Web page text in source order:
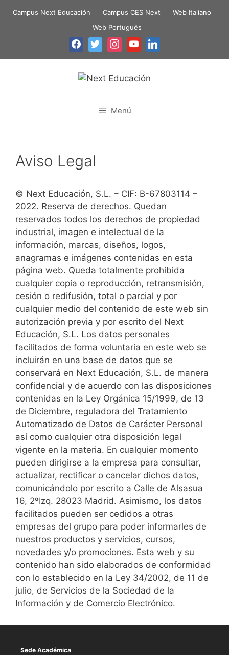
Campus Next Educación Campus CES Next
Web Italiano
Web Português
Menú
Aviso Legal
© Next Educación, S.L. – CIF: B-67803114 –
2022. Reserva de derechos. Quedan
reservados todos los derechos de propiedad
industrial, imagen e intelectual de la
información, marcas, diseños, logos,
anagramas e imágenes contenidas en esta
página web. Queda totalmente prohibida
cualquier copia o reproducción, retransmisión,
cesión o redifusión, total o parcial y por
cualquier medio del contenido de este web sin
autorización previa y por escrito del Next
Educación, S.L. Los datos personales
facilitados de forma voluntaria en este web se
incluirán en una base de datos que se
conservará en Next Educación, S.L. de manera
confidencial y de acuerdo con las disposiciones
contenidas en la Ley Orgánica 15/1999, de 13
de Diciembre, reguladora del Tratamiento
Automatizado de Datos de Carácter Personal
así como cualquier otra disposición legal
vigente en la materia. En cualquier momento
pueden dirigirse a la empresa para consultar,
actualizar, rectificar o cancelar dichos datos,
comunicándolo por escrito a Calle de Alsasua
16, 2ºIzq. 28023 Madrid. Asimismo, los datos
facilitados pueden ser cedidos a otras
empresas del grupo para poder informarles de
nuestros productos y servicios, cursos,
novedades y/o promociones. Esta web y su
contenido han sido elaborados de conformidad
con lo establecido en la Ley 34/2002, de 11 de
julio, de Servicios de la Sociedad de la
Información y de Comercio Electrónico.
Sede Académica